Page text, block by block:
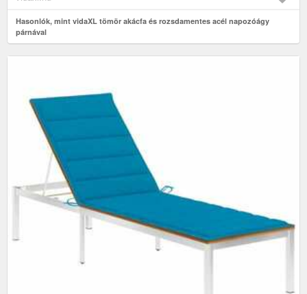
Hasonlók, mint vidaXL tömör akácfa és rozsdamentes acél napozóágy
párnával